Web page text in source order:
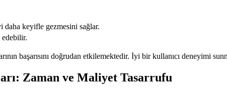
daha keyifle gezmesini sağlar.
edebilir.
başarısını doğrudan etkilemektedir. İyi bir kullanıcı deneyimi
Zaman ve Maliyet Tasarrufu